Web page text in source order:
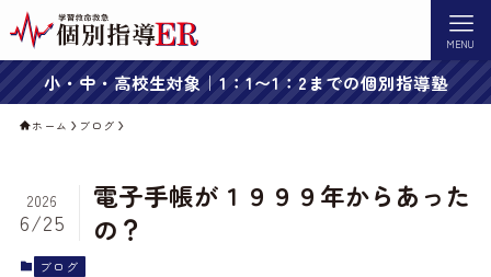
MENU
小・中・高校生対象｜1：1〜1：2までの個別指導塾
ホーム ブログ
電子手帳が１９９９年からあった
の？
2026
6/25
ブログ